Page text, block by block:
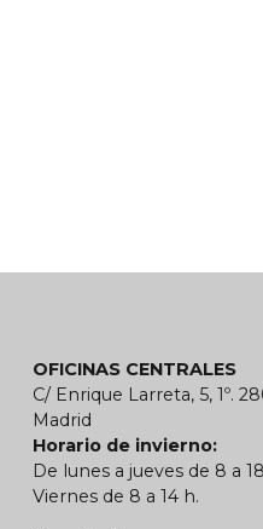
OFICINAS CENTRALES
C/ Enrique Larreta, 5, 1º.
Madrid
Horario de invierno:
De lunes a jueves de 8 a
Viernes de 8 a 14 h.